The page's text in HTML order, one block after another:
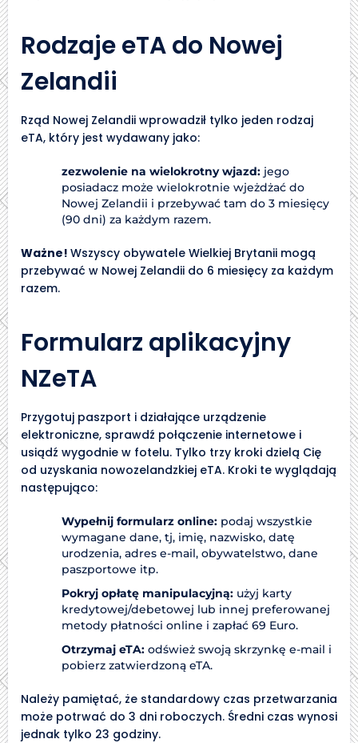
Rodzaje eTA do Nowej
Zelandii
Rząd Nowej Zelandii wprowadził tylko jeden rodzaj
eTA, który jest wydawany jako:
zezwolenie na wielokrotny wjazd: jego
posiadacz może wielokrotnie wjeżdżać do
Nowej Zelandii i przebywać tam do 3 miesięcy
(90 dni) za każdym razem.
Ważne! Wszyscy obywatele Wielkiej Brytanii mogą
przebywać w Nowej Zelandii do 6 miesięcy za każdym
razem.
Formularz aplikacyjny
NZeTA
Przygotuj paszport i działające urządzenie
elektroniczne, sprawdź połączenie internetowe i
usiądź wygodnie w fotelu. Tylko trzy kroki dzielą Cię
od uzyskania nowozelandzkiej eTA. Kroki te wyglądają
następująco:
Wypełnij formularz online: podaj wszystkie
wymagane dane, tj, imię, nazwisko, datę
urodzenia, adres e-mail, obywatelstwo, dane
paszportowe itp.
Pokryj opłatę manipulacyjną: użyj karty
kredytowej/debetowej lub innej preferowanej
metody płatności online i zapłać 69 Euro.
Otrzymaj eTA: odśwież swoją skrzynkę e-mail i
pobierz zatwierdzoną eTA.
Należy pamiętać, że standardowy czas przetwarzania
może potrwać do 3 dni roboczych. Średni czas wynosi
jednak tylko 23 godziny.